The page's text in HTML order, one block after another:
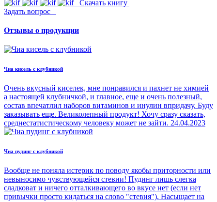
Скачать книгу
Задать вопрос
Отзывы о продукции
Чиа кисель с клубникой
Очень вкусный киселек, мне понравился и пахнет не химией
а настоящей клубничкой, и главное, еще и очень полезный,
состав впечатлил наборов витаминов и инулин впридачу. Буду
заказывать еще. Великолепный продукт! Хочу сразу сказать,
среднестатистическому человеку может не зайти. 24.04.2023
Чиа пудинг с клубникой
Вообще не поняла истерик по поводу якобы приторности или
невыносимо чувствующейся стевии! Пудинг лишь слегка
сладковат и ничего отталкивающего во вкусе нет (если нет
привычки просто кидаться на слово "стевия"). Насыщает на